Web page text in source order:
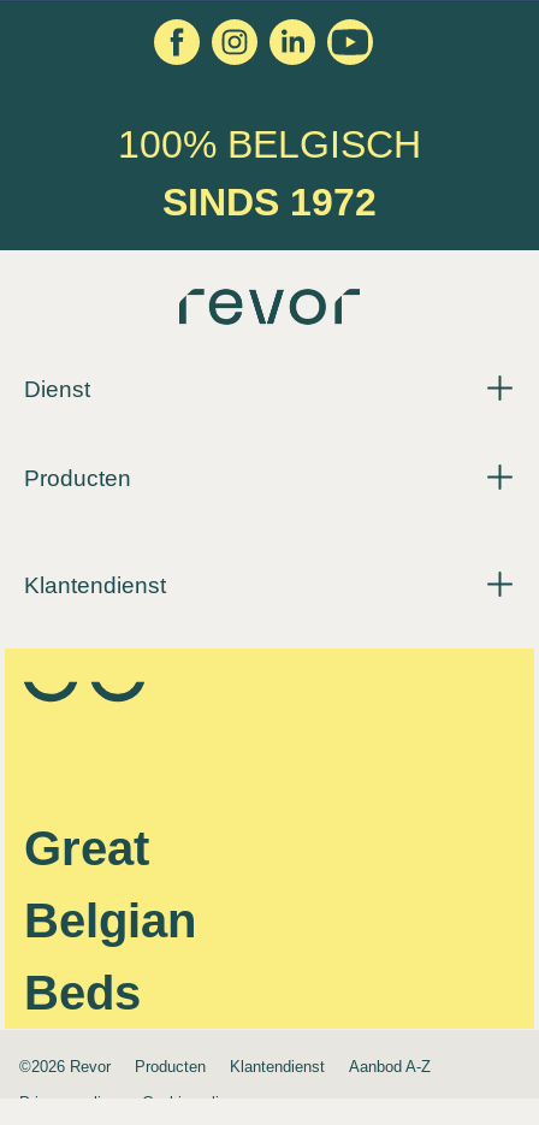
100% BELGISCH
SINDS 1972
Dienst
Producten
Klantendienst
Great
Belgian
Beds
©2026 Revor Producten Klantendienst
Aanbod A-Z
Privacy policy
Cookie policy